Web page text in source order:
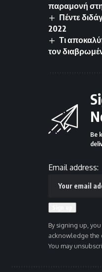
παραμονή
Πέντε
2022
Τι
τον
Be
Email address:
By signing up,
acknowledge the
You may